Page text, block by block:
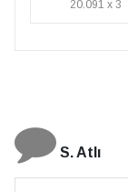
N. Elçi